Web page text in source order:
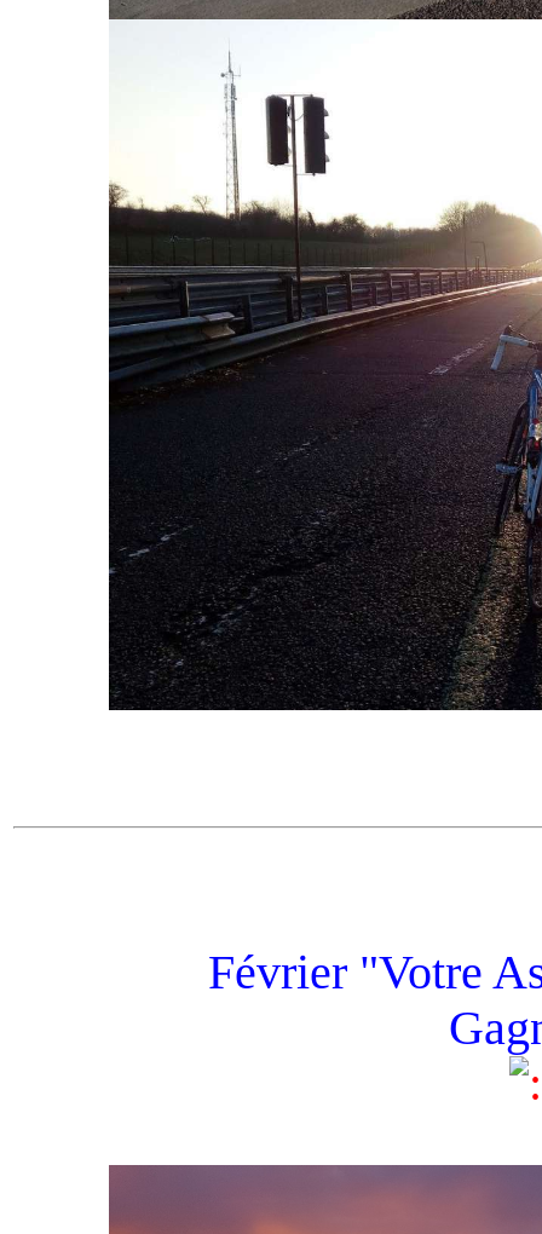
Février "Votre